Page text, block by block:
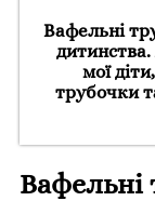
Вафельні
мої
трубочки
Вафельні